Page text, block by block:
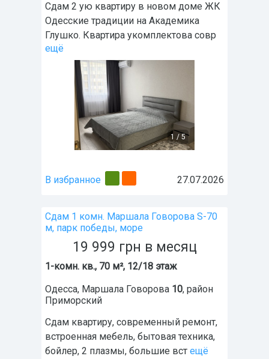
Сдам 2 ую квартиру в новом доме ЖК
Одесские традиции на Академика
Глушко. Квартира укомплектова совр
ещё
1 / 5
В избранное 27.07.2026
Сдам 1 комн. Маршала Говорова S-70
м, парк победы, море
19 999 грн в месяц
1-комн. кв., 70 м², 12/18 этаж
Одесса, Маршала Говорова 10, район
Приморский
Сдам квартиру, современный ремонт,
встроенная мебель, бытовая техника,
бойлер, 2 плазмы, большие вст ещё